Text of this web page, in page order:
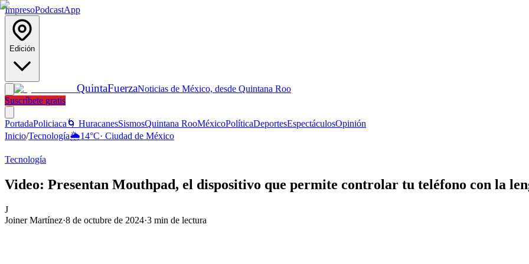
ImpresoPodcastApp
Edición
QuintaFuerzaNoticias de México, desde Quintana Roo
Suscríbete gratis
PortadaPoliciaca 🌀 HuracanesSismosQuintana RooMéxicoPolíticaDeportesEspectáculosOpinión
Inicio/Tecnología🌦️14°C· Ciudad de México
Tecnología
Video: Presentan Mouthpad, el dispositivo que permite controlar tu teléfono con la
J
Joiner Martínez·8 de octubre de 2024·3 min de lectura